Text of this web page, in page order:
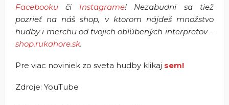
Facebooku či Instagrame! Nezabudni sa tiež
pozrieť na náš shop, v ktorom nájdeš množstvo
hudby i merchu od tvojich obľúbených interpretov –
shop.rukahore.sk.
Pre viac noviniek zo sveta hudby klikaj sem!
Zdroje: YouTube